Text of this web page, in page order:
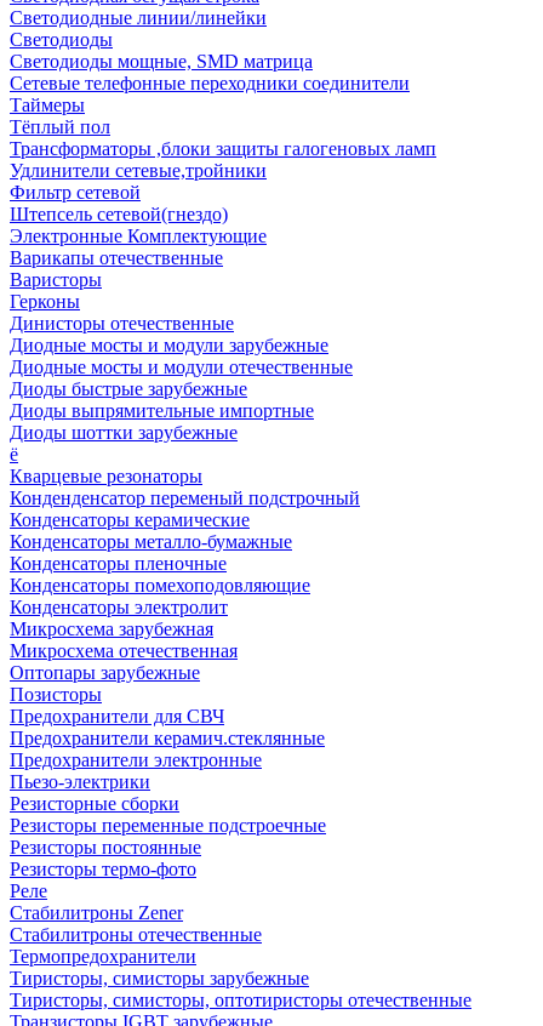
Светодиодные линии/линейки
Светодиоды
Светодиоды мощные, SMD матрица
Сетевые телефонные переходники соединители
Таймеры
Тёплый пол
Трансформаторы ,блоки защиты галогеновых ламп
Удлинители сетевые,тройники
Фильтр сетевой
Штепсель сетевой(гнездо)
Электронные Комплектующие
Варикапы отечественные
Варисторы
Герконы
Динисторы отечественные
Диодные мосты и модули зарубежные
Диодные мосты и модули отечественные
Диоды быстрые зарубежные
Диоды выпрямительные импортные
Диоды шоттки зарубежные
ё
Кварцевые резонаторы
Конденденсатор переменый подстрочный
Конденсаторы керамические
Конденсаторы металло-бумажные
Конденсаторы пленочные
Конденсаторы помехоподовляющие
Конденсаторы электролит
Микросхема зарубежная
Микросхема отечественная
Оптопары зарубежные
Позисторы
Предохранители для СВЧ
Предохранители керамич.стеклянные
Предохранители электронные
Пьезо-электрики
Резисторные сборки
Резисторы переменные подстроечные
Резисторы постоянные
Резисторы термо-фото
Реле
Стабилитроны Zener
Стабилитроны отечественные
Термопредохранители
Тиристоры, симисторы зарубежные
Тиристоры, симисторы, оптотиристоры отечественные
Транзисторы IGBT зарубежные